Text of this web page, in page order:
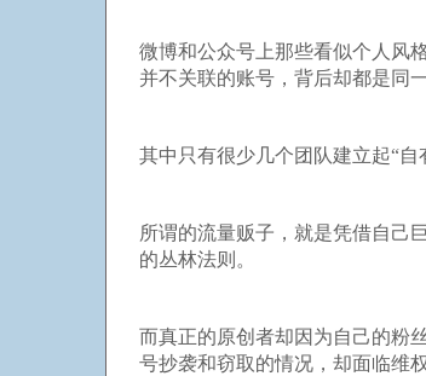
微博和公众号上那些看似个人风
并不关联的账号，背后却都是同
其中只有很少几个团队建立起“自
所谓的流量贩子，就是凭借自己
的丛林法则。
而真正的原创者却因为自己的粉
号抄袭和窃取的情况，却面临维